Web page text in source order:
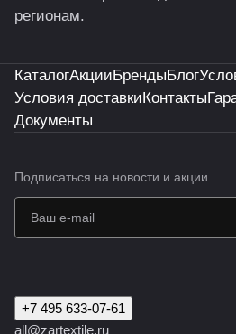
регионам.
КаталогАкцииБрендыБлог
Условия доставкиКонтакты
Документы
Подписаться на новости и акции
+7 495 633-07-61
all@zartextile.ru